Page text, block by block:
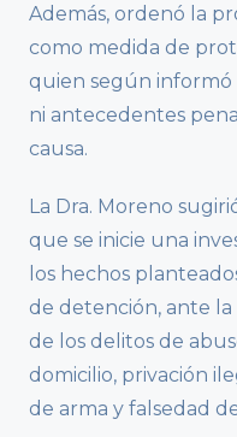
Además, ordenó la
como medida de
quien según informó
ni antecedentes
causa.
La Dra. Moreno
que se inicie una
los hechos
de detención, ante
de los delitos de
domicilio, privación
de arma y falsedad